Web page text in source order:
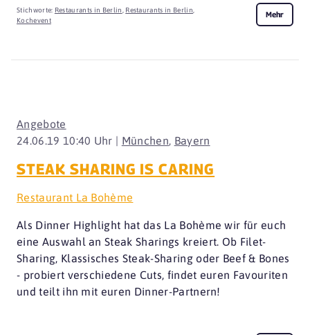
Stichworte: Restaurants in Berlin Restaurants in Berlin
Kochevent
Mehr
24.06.19 10:40 Uhr | München, Bayern
Angebote
STEAK SHARING IS CARING
Restaurant La Bohème
Als Dinner Highlight hat das La Bohème wir für euch
eine Auswahl an Steak Sharings kreiert. Ob Filet-
Sharing, Klassisches Steak-Sharing oder Beef & Bones
- probiert verschiedene Cuts, findet euren Favouriten
und teilt ihn mit euren Dinner-Partnern!